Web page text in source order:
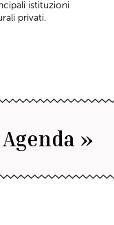
istituzioni
privati.
Agenda »